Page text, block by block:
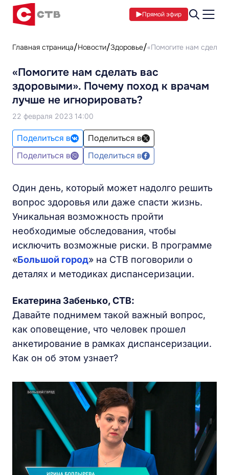
Прямой эфир
Главная страница Новости Здоровье «Помогите нам
«Помогите нам сделать вас
здоровыми». Почему поход к врачам
лучше не игнорировать?
22 февраля 2023 14:00
Поделиться в
Поделиться в
Поделиться в
Поделиться в
Один день, который может надолго решить
вопрос здоровья или даже спасти жизнь.
Уникальная возможность пройти
необходимые обследования, чтобы
исключить возможные риски. В программе
«Большой город» на СТВ поговорили о
деталях и методиках диспансеризации.
Екатерина Забенько,СТВ:
Давайте поднимем такой важный вопрос,
как оповещение, что человек прошел
анкетирование в рамках диспансеризации.
Как он об этом узнает?